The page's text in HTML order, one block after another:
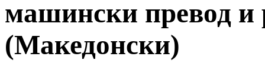
машински превод и
(Македонски)